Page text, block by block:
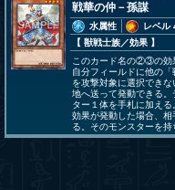
戦華の仲－孫謀
水属性
レベル
【 獣戦士族／効果 】
このカード名の②③の効
自分フィールドに他の
を攻撃対象に選択でき
地へ送って発動できる
ター１体を手札に加え
効果が発動した場合、
る。そのモンスターを持